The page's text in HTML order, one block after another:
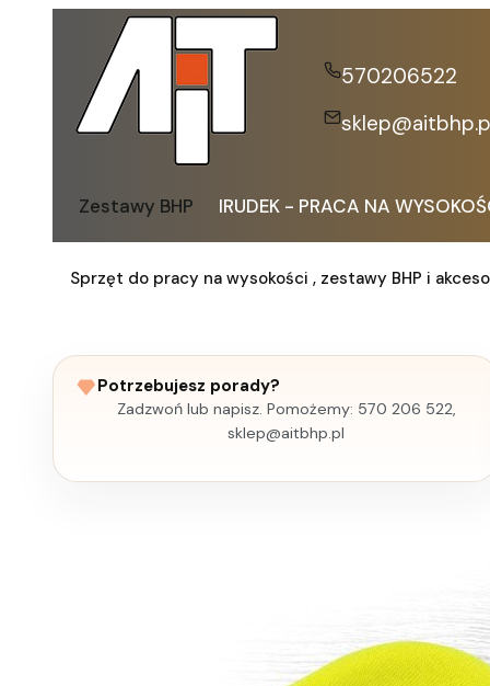
570206522
Zestawy BHP IRUDEK - PRACA NA
Sprzęt do pracy na wysokości , zestawy BHP i